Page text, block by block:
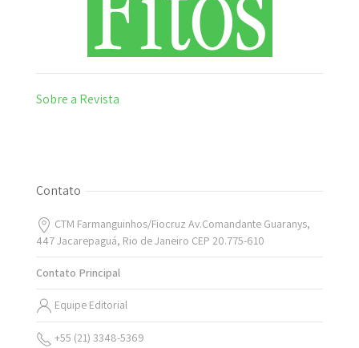
Sobre a Revista
Contato
CTM Farmanguinhos/Fiocruz Av.Comandante Guaranys,
447 Jacarepaguá, Rio de Janeiro CEP 20.775-610
Contato Principal
Equipe Editorial
+55 (21) 3348-5369